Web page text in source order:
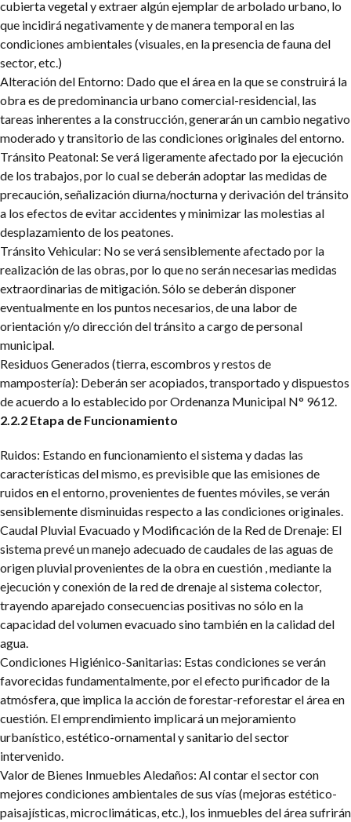
cubierta vegetal y extraer algún ejemplar de arbolado urbano, lo
que incidirá negativamente y de manera temporal en las
condiciones ambientales (visuales, en la presencia de fauna del
sector, etc.)
Alteración del Entorno: Dado que el área en la que se construirá la
obra es de predominancia urbano comercial-residencial, las
tareas inherentes a la construcción, generarán un cambio negativo
moderado y transitorio de las condiciones originales del entorno.
Tránsito Peatonal: Se verá ligeramente afectado por la ejecución
de los trabajos, por lo cual se deberán adoptar las medidas de
precaución, señalización diurna/nocturna y derivación del tránsito
a los efectos de evitar accidentes y minimizar las molestias al
desplazamiento de los peatones.
Tránsito Vehicular: No se verá sensiblemente afectado por la
realización de las obras, por lo que no serán necesarias medidas
extraordinarias de mitigación. Sólo se deberán disponer
eventualmente en los puntos necesarios, de una labor de
orientación y/o dirección del tránsito a cargo de personal
municipal.
Residuos Generados (tierra, escombros y restos de
mampostería): Deberán ser acopiados, transportado y dispuestos
de acuerdo a lo establecido por Ordenanza Municipal N° 9612.
2.2.2 Etapa de Funcionamiento
Ruidos: Estando en funcionamiento el sistema y dadas las
características del mismo, es previsible que las emisiones de
ruidos en el entorno, provenientes de fuentes móviles, se verán
sensiblemente disminuidas respecto a las condiciones originales.
Caudal Pluvial Evacuado y Modificación de la Red de Drenaje: El
sistema prevé un manejo adecuado de caudales de las aguas de
origen pluvial provenientes de la obra en cuestión , mediante la
ejecución y conexión de la red de drenaje al sistema colector,
trayendo aparejado consecuencias positivas no sólo en la
capacidad del volumen evacuado sino también en la calidad del
agua.
Condiciones Higiénico-Sanitarias: Estas condiciones se verán
favorecidas fundamentalmente, por el efecto purificador de la
atmósfera, que implica la acción de forestar-reforestar el área en
cuestión. El emprendimiento implicará un mejoramiento
urbanístico, estético-ornamental y sanitario del sector
intervenido.
Valor de Bienes Inmuebles Aledaños: Al contar el sector con
mejores condiciones ambientales de sus vías (mejoras estético-
paisajísticas, microclimáticas, etc.), los inmuebles del área sufrirán